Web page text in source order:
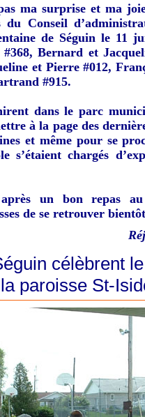
ma surprise et ma
du Conseil
de Séguin le 11
Bernard et
et Pierre #012,
#915.
dans le parc
à la page des
et même pour se
s’étaient chargés
un bon repas
de se retrouver
célèbrent
paroisse St-